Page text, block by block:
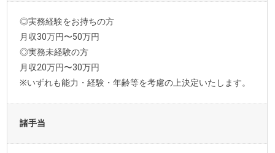
◎実務経験をお持ちの方
月収30万円〜50万円
◎実務未経験の方
月収20万円〜30万円
※いずれも能力・経験・年齢等を考慮の上決定いたします。
諸手当